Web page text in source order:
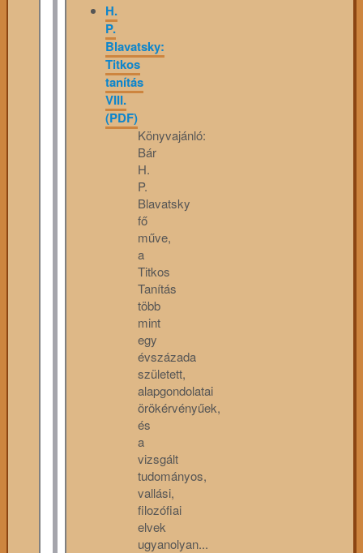
H.
P.
Blavatsky:
Titkos
tanítás
VIII.
(PDF)
Könyvajánló:
Bár
H.
P.
Blavatsky
fő
műve,
a
Titkos
Tanítás
több
mint
egy
évszázada
született,
alapgondolatai
örökérvényűek,
és
a
vizsgált
tudományos,
vallási,
filozófiai
elvek
ugyanolyan...